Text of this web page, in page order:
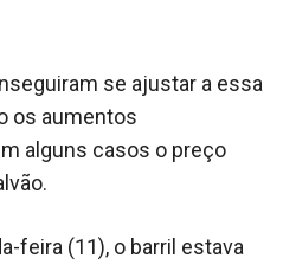
se ajustar a essa
os aumentos
alguns casos o preço
feira (11), o barril estava